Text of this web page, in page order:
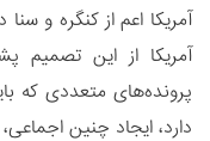
آمریکا اعم از کنگره و
آمریکا از این تصمیم
پرونده‌های متعددی که
دارد، ایجاد چنین